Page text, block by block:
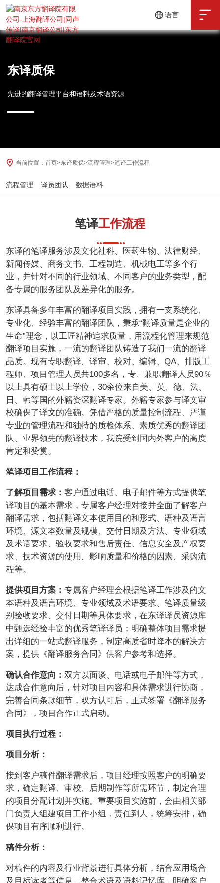
语言 
东译质保
先进的翻译管理平台和语料及术语资源
流程管理 译员团队 数据语料
当前位置： 首页>东译质保>流程管理>笔译工作流程
笔译工作流程
东译的笔译服务涉及文化社科、医药生物、法律财经、
新闻传媒、商务文书、工程制造、机械电工等多个行
业，并针对不同的行业领域、不同客户的业务类型，配
备专属的服务团队及差异化的服务。
东译具备多年丰富的翻译项目实践，拥有一支系统化、
专业化、经验丰富的翻译团队，秉承“翻译质量是企业的
生命”理念，以工匠精神追求质量，用流程化管理来规范
翻译项目实施，一流的翻译团队铸造了我们一流的翻译
品质。现有专职翻译、译审、校对、编辑、QA、排版工
程师、项目管理人员共100多名，专、兼职翻译人员90％
以上具有硕士以上学位，30余位来自美、英、德、法、
日、韩等国的外籍资深翻译专家。外籍专家参与译文审
校确保了译文的准确。凭借严格的质量控制流程、严谨
专业的管理流程和独特的质检体系、素质优秀的翻译团
队、业界领先的翻译技术，我院受到国内外客户的高度
肯定和赞赏。
笔译项目工作流程：
了解项目需求： 客户通过电话、电子邮件等方式提供笔
译项目的基本需求，专属客户经理对接并全面了解客户
翻译需求，包括翻译文本使用目的和形式、语种及语言
环境、源文本数量及规模、交付日期及方法、专业领域
及术语要求、验收要求和售后责任、信息安全及产权要
求、技术资源的使用、影响质量和价格的因素、采购流
程等。
提供项目方案： 专属客户经理会根据笔译工作涉及的文
本语种及语言环境、专业领域及术语要求、笔译质量级
别验收要求、交付日期等具体要求，在东译译员资源库
中甄选经验丰富的优秀笔译译员；明确整体项目需求提
出详细的一站式翻译服务，制定高质省时降本的解决方
案，提供《翻译服务合同》供客户参考和选择。
确认合作意向： 双方以面谈、电话或电子邮件等方式，
达成合作意向后，针对项目内容和具体需求进行协商，
完善合同条款细节，双方认可后，正式签署《翻译服务
合同》，项目合作正式启动。
项目执行过程：
项目分析：
接到客户稿件翻译需求后，项目经理按照客户的明确要
求，确定翻译、审校、后期制作等所需环节，制定合理
的项目分配计划并实施。重要项目实施前，会由相关部
门负责人组建项目工作小组，责任到人，统筹安排，确
保项目有序顺利进行。
稿件分析：
对稿件的内容及行业背景进行具体分析，结合应用场合
及目标读者等信息。整合术语及语料记忆库，明确客户